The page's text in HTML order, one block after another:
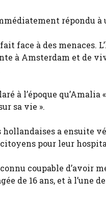
répondu
face à des menaces.
à Amsterdam et de
à l’époque
sa vie ».
hollandaises a ensuite
citoyens pour leur
coupable d’avoir
de 16 ans, et à l’une